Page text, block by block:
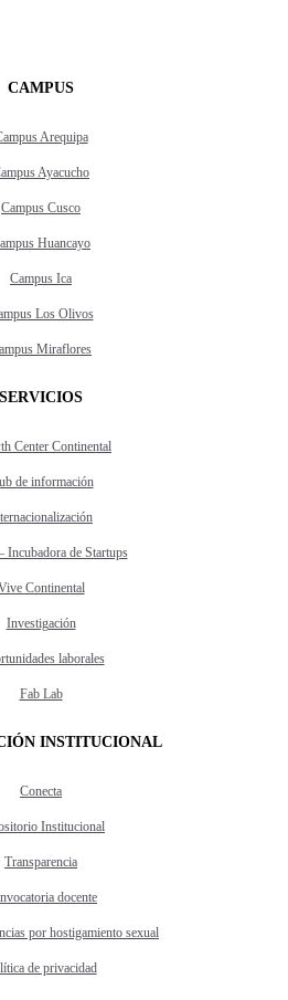
CAMPUS
Arequipa
Ayacucho
Campus Cusco
Huancayo
Campus Ica
Los Olivos
Miraflores
SERVICIOS
Center Continental
de información
Incubadora de Startups
Continental
Investigación
laborales
Fab Lab
INSTITUCIONAL
Conecta
Institucional
Transparencia
docente
por hostigamiento sexual
de privacidad